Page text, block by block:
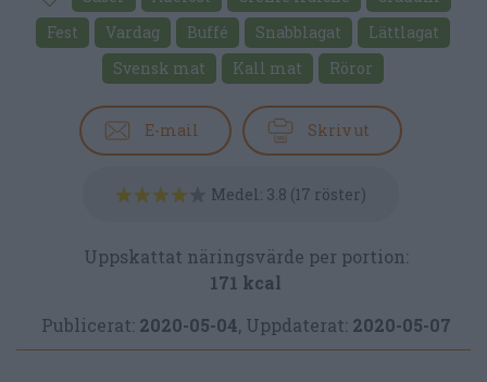
Fest
Vardag Buffé Snabblagat
Lättlagat
Svensk mat
Kall mat Röror
E-mail Skriv ut
Medel: 3.8 (17 röster)
Uppskattat näringsvärde per portion:
171 kcal
Publicerat: 2020-05-04, Uppdaterat: 2020-05-07